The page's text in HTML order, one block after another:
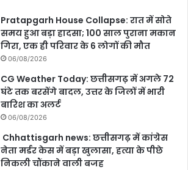
Pratapgarh House Collapse: रात में सोते
समय हुआ बड़ा हादसा; 100 साल पुराना मकान
गिरा, एक ही परिवार के 6 लोगों की मौत
06/08/2026
CG Weather Today: छत्तीसगढ़ में अगले 72
घंटे तक बरसेंगे बादल, उत्तर के जिलों में भारी
बारिश का अलर्ट
06/08/2026
Chhattisgarh news: छत्तीसगढ़ में कांग्रेस
नेता मर्डर केस में बड़ा खुलासा, हत्या के पीछे
निकली चौंकाने वाली बजह